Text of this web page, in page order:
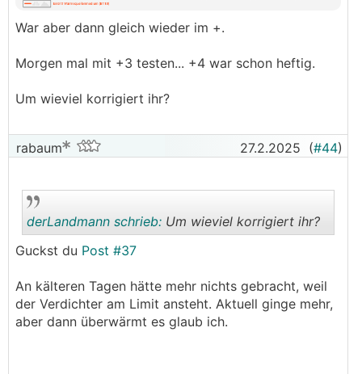
War aber dann gleich wieder im +.
Morgen mal mit +3 testen... +4 war schon heftig.
Um wieviel korrigiert ihr?
rabaum 27.2.2025 (#44)
. .
derLandmann schrieb: Um wieviel korrigiert ihr?
Guckst du Post #37
An kälteren Tagen hätte mehr nichts gebracht, weil
der Verdichter am Limit ansteht. Aktuell ginge mehr,
aber dann überwärmt es glaub ich.